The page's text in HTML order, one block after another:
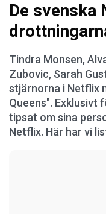
De svenska
Tindra Monsen,
Zubovic, Sarah
stjärnorna i Netflix
Queens". Exklusivt
tipsat om sina
Netflix. Här har vi